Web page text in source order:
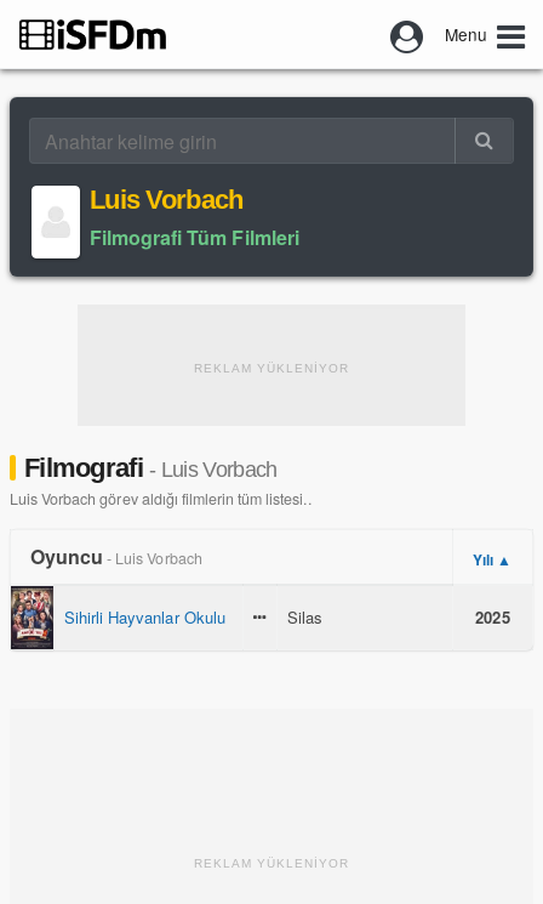
Menu
Luis Vorbach
Filmografi Tüm Filmleri
REKLAM YÜKLENİYOR
Filmografi- Luis Vorbach
Luis Vorbach görev aldığı filmlerin tüm listesi..
Oyuncu - Luis Vorbach Yılı ▲
Sihirli Hayvanlar Okulu Silas 2025
REKLAM YÜKLENİYOR